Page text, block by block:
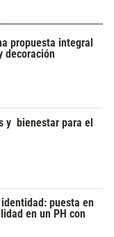
propuesta integral
decoración
y bienestar para el
puesta en
en un PH con